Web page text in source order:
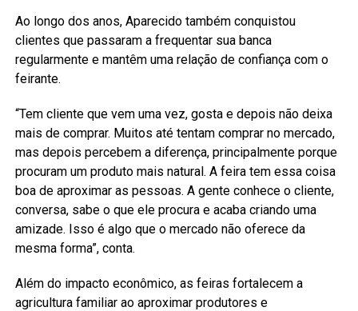
Ao longo dos anos, Aparecido também conquistou
clientes que passaram a frequentar sua banca
regularmente e mantêm uma relação de confiança com o
feirante.
“Tem cliente que vem uma vez, gosta e depois não deixa
mais de comprar. Muitos até tentam comprar no mercado,
mas depois percebem a diferença, principalmente porque
procuram um produto mais natural. A feira tem essa coisa
boa de aproximar as pessoas. A gente conhece o cliente,
conversa, sabe o que ele procura e acaba criando uma
amizade. Isso é algo que o mercado não oferece da
mesma forma”, conta.
Além do impacto econômico, as feiras fortalecem a
agricultura familiar ao aproximar produtores e